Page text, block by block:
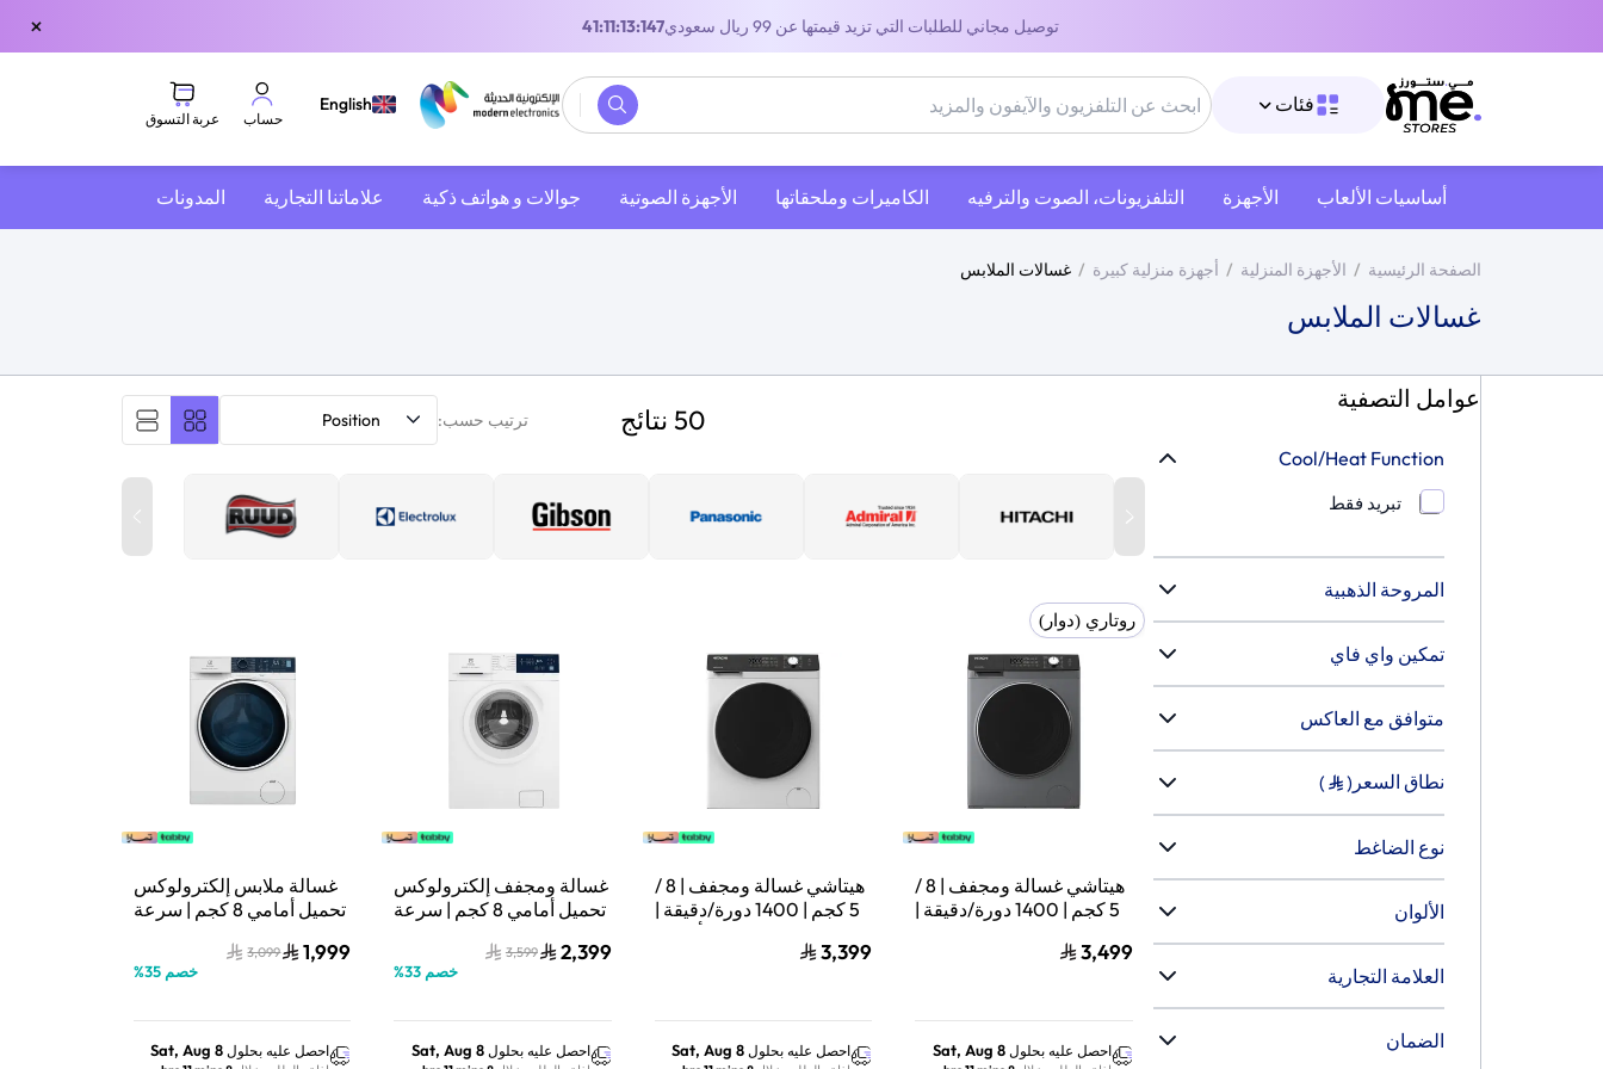
توصيل مجاني للطلبات التي تزيد قيمتها عن 99 ريال سعودي 40:11:13:147
×
فئات English
حساب عربة التسوق
أساسيات الألعاب الأجهزة التلفزيونات، الصوت والترفيه ‫الكاميرات وملحقاتها‬ الأجهزة الصوتية جوالات و هواتف ذكية علاماتنا التجارية المدونات
الصفحة الرئيسية / الأجهزة المنزلية / أجهزة منزلية كبيرة / غسالات الملابس
غسالات الملابس
عوامل التصفية
Cool/Heat Function
تبريد فقط
المروحة الذهبية
تمكين واي فاي
متوافق مع العاكس
نطاق السعر (
)
نوع الضاغط
‫الألوان
‫العلامة التجارية
الضمان‬
50 نتائج ترتيب حسب: Position
روتاري (دوار)
هيتاشي غسالة ومجفف | 8 /
5 كجم | 1400 دورة/دقيقة |
3,499
احصل عليه بحلول Sat, Aug 8
هيتاشي غسالة ومجفف | 8 /
5 كجم | 1400 دورة/دقيقة |
إنفرتر | أبيض |
3,399
احصل عليه بحلول Sat, Aug 8
غسالة ومجفف إلكترولوكس
تحميل أمامي 8 كجم | سرعة
غسيل وتجفيف في جهاز
واحد | بخار HygienicCare |
EWW8024D3WB
2,399
3,599
خصم 33
%
احصل عليه بحلول Sat, Aug 8
غسالة ملابس إلكترولوكس
تحميل أمامي 8 كجم | سرعة
UltraMix | غسيل سريع |
1,999
3,099
خصم 35
%
احصل عليه بحلول Sat, Aug 8